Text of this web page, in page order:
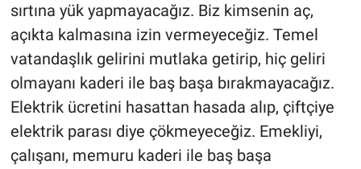
sırtına yük yapmayacağız. Biz kimsenin aç,
açıkta kalmasına izin vermeyeceğiz. Temel
vatandaşlık gelirini mutlaka getirip, hiç geliri
olmayanı kaderi ile baş başa bırakmayacağız.
Elektrik ücretini hasattan hasada alıp, çiftçiye
elektrik parası diye çökmeyeceğiz. Emekliyi,
çalışanı, memuru kaderi ile baş başa